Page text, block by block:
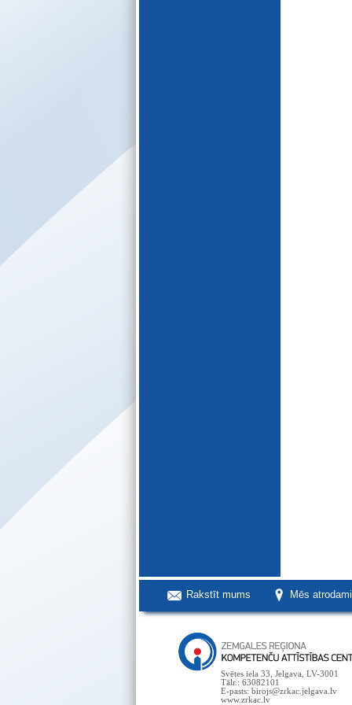
Rakstīt mums Mēs
Svētes iela 33, Jelgava, LV-3001
Tālr.: 63082101
E-pasts: birojs@zrkac.jelgava.lv
www.zrkac.lv